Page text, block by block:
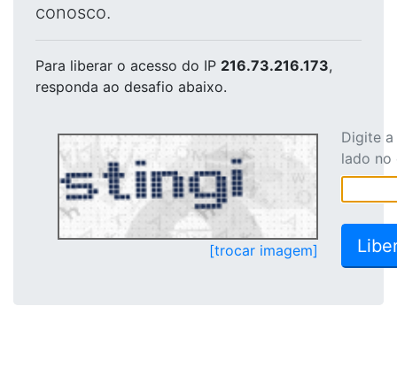
conosco.
Para liberar o acesso do IP 216.73.216.173,
responda ao desafio abaixo.
[trocar imagem]
Digite
lado no